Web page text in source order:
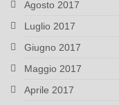
Agosto 2017
Luglio 2017
Giugno 2017
Maggio 2017
Aprile 2017